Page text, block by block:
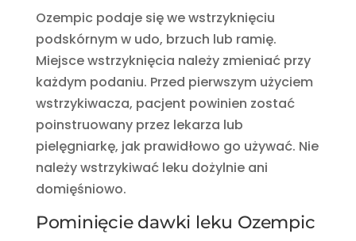
Ozempic podaje się we wstrzyknięciu
podskórnym w udo, brzuch lub ramię.
Miejsce wstrzyknięcia należy zmieniać przy
każdym podaniu. Przed pierwszym użyciem
wstrzykiwacza, pacjent powinien zostać
poinstruowany przez lekarza lub
pielęgniarkę, jak prawidłowo go używać. Nie
należy wstrzykiwać leku dożylnie ani
domięśniowo.
Pominięcie dawki leku Ozempic